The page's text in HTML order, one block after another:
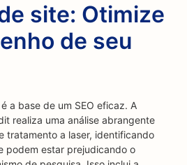
site: Otimize
de seu
a base de um SEO eficaz. A
realiza uma análise abrangente
tratamento a laser, identificando
podem estar prejudicando o